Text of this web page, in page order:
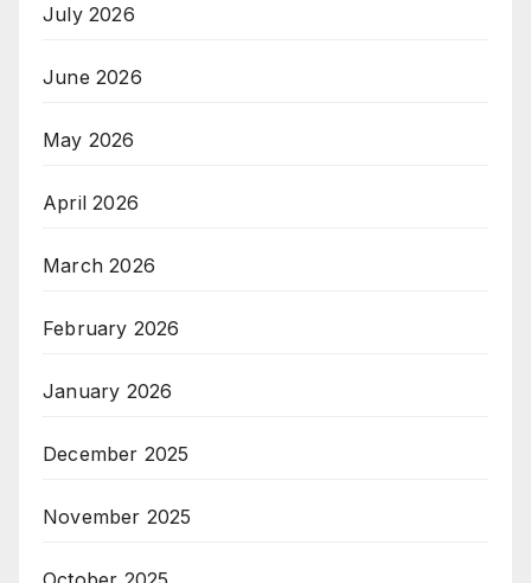
July 2026
June 2026
May 2026
April 2026
March 2026
February 2026
January 2026
December 2025
November 2025